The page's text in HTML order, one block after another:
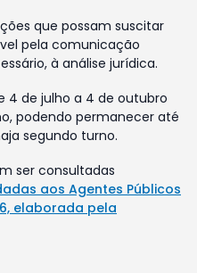
que possam suscitar
pela comunicação
à análise jurídica.
4 de julho a 4 de outubro
podendo permanecer até
segundo turno.
ser consultadas
aos Agentes Públicos
elaborada pela